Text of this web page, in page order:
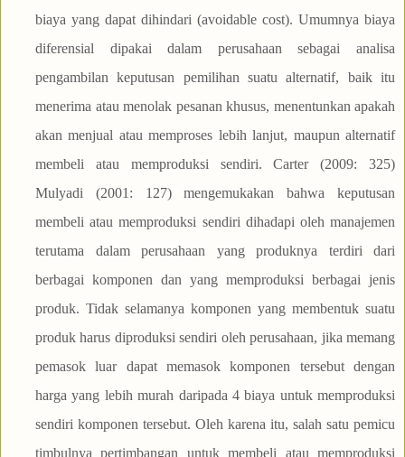
biaya yang dapat dihindari (avoidable cost). Umumnya biaya
diferensial dipakai dalam perusahaan sebagai analisa
pengambilan keputusan pemilihan suatu alternatif, baik itu
menerima atau menolak pesanan khusus, menentunkan apakah
akan menjual atau memproses lebih lanjut, maupun alternatif
membeli atau memproduksi sendiri. Carter (2009: 325)
Mulyadi (2001: 127) mengemukakan bahwa keputusan
membeli atau memproduksi sendiri dihadapi oleh manajemen
terutama dalam perusahaan yang produknya terdiri dari
berbagai komponen dan yang memproduksi berbagai jenis
produk. Tidak selamanya komponen yang membentuk suatu
produk harus diproduksi sendiri oleh perusahaan, jika memang
pemasok luar dapat memasok komponen tersebut dengan
harga yang lebih murah daripada 4 biaya untuk memproduksi
sendiri komponen tersebut. Oleh karena itu, salah satu pemicu
timbulnya pertimbangan untuk membeli atau memproduksi